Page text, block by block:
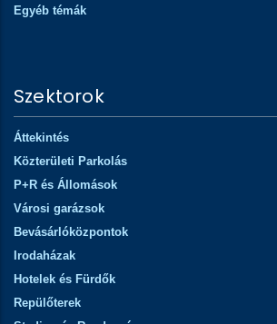
Egyéb témák
Szektorok
Áttekintés
Közterületi Parkolás
P+R és Állomások
Városi garázsok
Bevásárlóközpontok
Irodaházak
Hotelek és Fürdők
Repülőterek